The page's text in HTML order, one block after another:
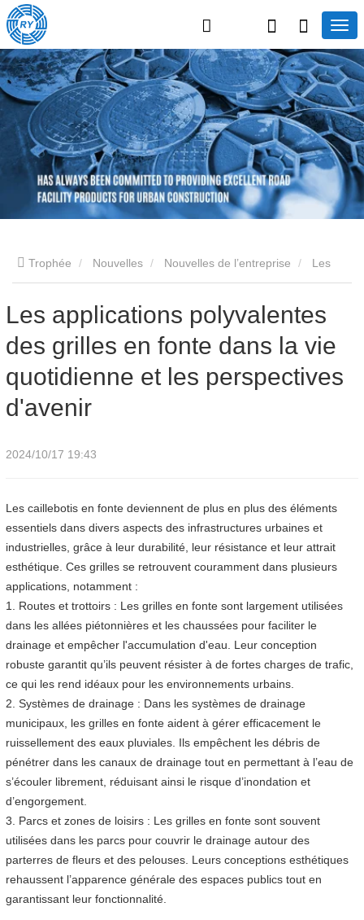
Trophée Nouvelles Nouvelles de l’entreprise
quotidienne et les perspectives d'avenir
Les applications polyvalentes
des grilles en fonte dans la vie
quotidienne et les perspectives
d'avenir
2024/10/17 19:43
Les caillebotis en fonte deviennent de plus en plus des éléments
essentiels dans divers aspects des infrastructures urbaines et
industrielles, grâce à leur durabilité, leur résistance et leur attrait
esthétique. Ces grilles se retrouvent couramment dans plusieurs
applications, notamment :
1. Routes et trottoirs : Les grilles en fonte sont largement utilisées
dans les allées piétonnières et les chaussées pour faciliter le
drainage et empêcher l'accumulation d'eau. Leur conception
robuste garantit qu’ils peuvent résister à de fortes charges de trafic,
ce qui les rend idéaux pour les environnements urbains.
2. Systèmes de drainage : Dans les systèmes de drainage
municipaux, les grilles en fonte aident à gérer efficacement le
ruissellement des eaux pluviales. Ils empêchent les débris de
pénétrer dans les canaux de drainage tout en permettant à l’eau de
s’écouler librement, réduisant ainsi le risque d’inondation et
d’engorgement.
3. Parcs et zones de loisirs : Les grilles en fonte sont souvent
utilisées dans les parcs pour couvrir le drainage autour des
parterres de fleurs et des pelouses. Leurs conceptions esthétiques
rehaussent l’apparence générale des espaces publics tout en
garantissant leur fonctionnalité.